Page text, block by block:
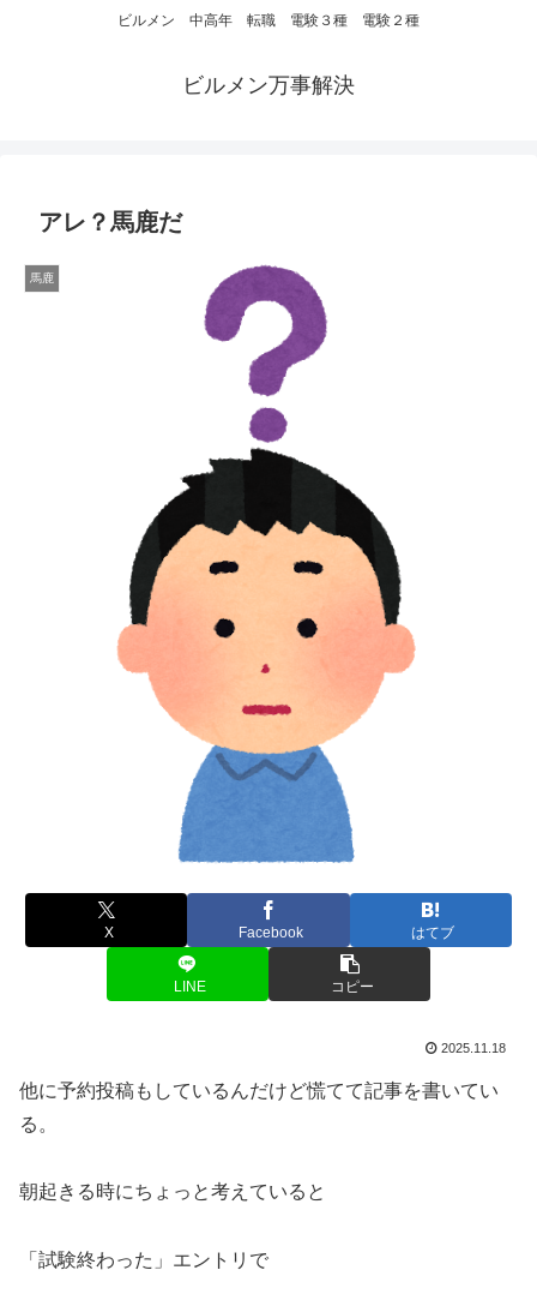
ビルメン 中高年 転職 電験３種 電験２種
ビルメン万事解決
アレ？馬鹿だ
馬鹿
X Facebook はてブ
LINE コピー
2025.11.18
他に予約投稿もしているんだけど慌てて記事を書いてい
る。
朝起きる時にちょっと考えていると
「試験終わった」エントリで